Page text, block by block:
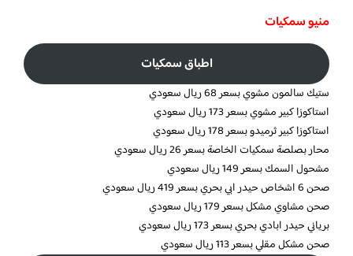
منيو سمكيات
اطباق سمكيات
ستيك سالمون مشوي بسعر 68 ريال سعودي
استاكوزا كبير مشوي بسعر 173 ريال سعودي
استاكوزا كبير ثرميدو بسعر 178 ريال سعودي
محار بصلصة سمكيات الخاصة بسعر 26 ريال سعودي
مشحول السمك بسعر 149 ريال سعودي
صحن 6 اشخاص حيدر ابي بحري بسعر 419 ريال سعودي
صحن مشاوي مشكل بسعر 179 ريال سعودي
برياني حيدر ابادي بحري بسعر 173 ريال سعودي
صحن مشكل مقلي بسعر 113 ريال سعودي